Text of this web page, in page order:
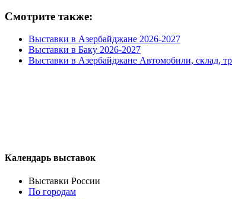
Смотрите также:
Выставки в Азербайджане 2026-2027
Выставки в Баку 2026-2027
Выставки в Азербайджане Автомобили, склад,
Календарь выставок
Выставки России
По городам